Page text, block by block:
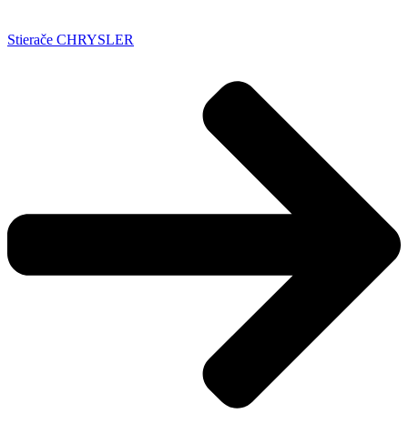
Stierače CHRYSLER